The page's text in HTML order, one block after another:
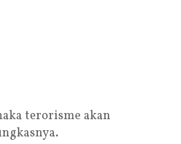
terorisme akan